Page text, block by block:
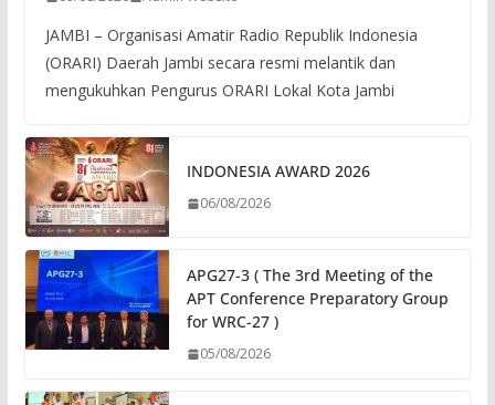
JAMBI – Organisasi Amatir Radio Republik Indonesia
(ORARI) Daerah Jambi secara resmi melantik dan
mengukuhkan Pengurus ORARI Lokal Kota Jambi
INDONESIA AWARD 2026
06/08/2026
APG27-3 ( The 3rd Meeting of the
APT Conference Preparatory Group
for WRC-27 )
05/08/2026